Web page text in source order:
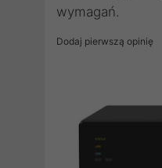
wymagań.
Dodaj pierwszą opinię